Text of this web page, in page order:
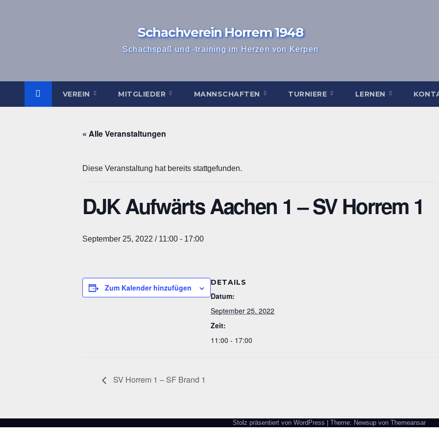
Schachverein Horrem 1948
Schachspaß und -training im Herzen von Kerpen
VEREIN MITGLIEDER MANNSCHAFTEN TURNIERE LERNEN
« Alle Veranstaltungen
Diese Veranstaltung hat bereits stattgefunden.
DJK Aufwärts Aachen 1 – SV Horrem 1
September 25, 2022 / 11:00 - 17:00
Zum Kalender hinzufügen
DETAILS
Datum:
September 25, 2022
Zeit:
11:00 - 17:00
SV Horrem 1 – SF Brand 1
Stolz präsentiert von WordPress Theme: Newsup von Themeansar